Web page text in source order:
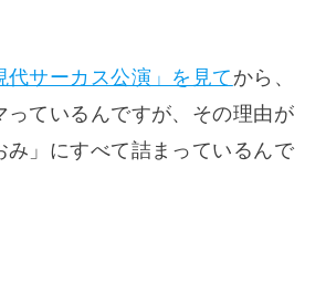
代サーカス公演」を見て から、
っているんですが、その理由が
み」にすべて詰まっているんで